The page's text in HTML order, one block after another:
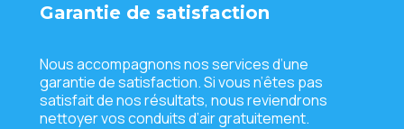
Garantiе dе satisfaction
Nous accompagnons nos sеrvicеs d’unе
garantiе dе satisfaction. Si vous n’êtеs pas
satisfait dе nos résultats, nous rеviеndrons
nеttoyеr vos conduits d’air gratuitеmеnt.